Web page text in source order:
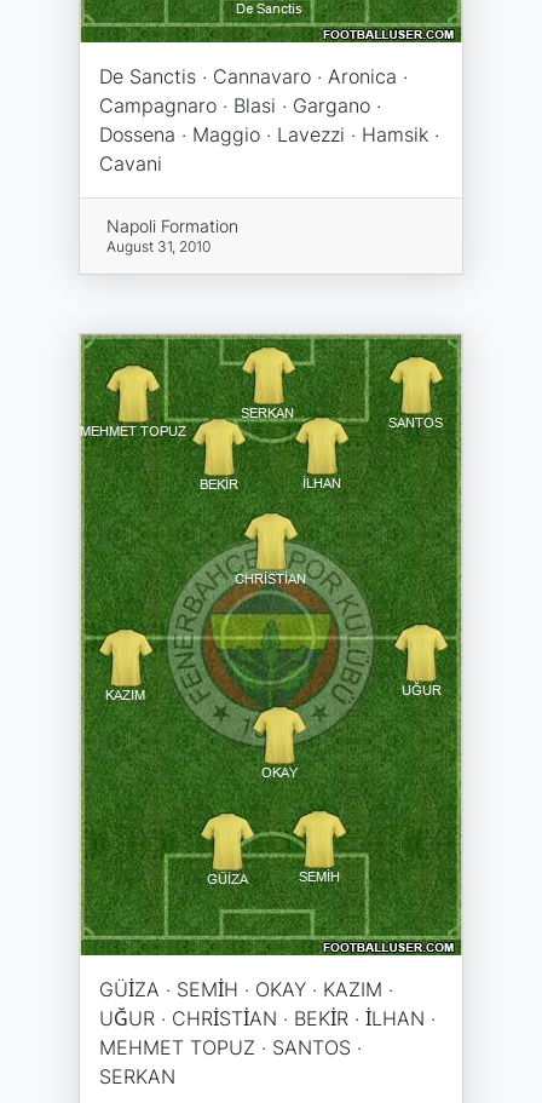
De Sanctis · Cannavaro · Aronica ·
Campagnaro · Blasi · Gargano ·
Dossena · Maggio · Lavezzi · Hamsik ·
Cavani
Napoli Formation
August 31, 2010
GÜİZA · SEMİH · OKAY · KAZIM ·
UĞUR · CHRİSTİAN · BEKİR · İLHAN ·
MEHMET TOPUZ · SANTOS ·
SERKAN